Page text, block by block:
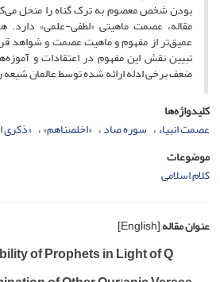
بودن شخص معصوم به ترک گناه را منحل
مقاله، عصمت ماهیتی «لطفی-علمی» دارد.
عمیق‌تر از مفهوم و ماهیت عصمت و شواهد
تبیین نقش این مفهوم در اعتقادات و
ضعف برخی ادله ارائه شده توسط عالمان
کلیدواژه‌ها
عصمت انبیاء
سوره صاد «اخلصناهم» «ذکری
موضوعات
کلام اسلامی
عنوان مقاله[English]
of Prophets in Light of Q